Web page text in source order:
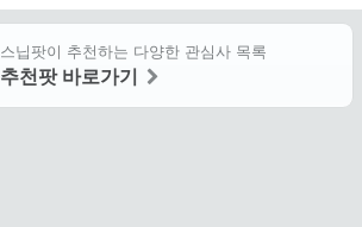
스닙팟이 추천하는 다양한 관심사 목록
추천팟 바로가기